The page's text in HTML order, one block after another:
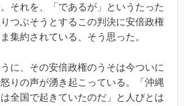
それを、「であるが」というたった
つぶそうとするこの判決に安倍政権
集約されている、そう思った。
に、その安倍政権のうそは今ついに
りの声が湧き起こっている。「沖縄
全国で起きていたのだ」と人びとは